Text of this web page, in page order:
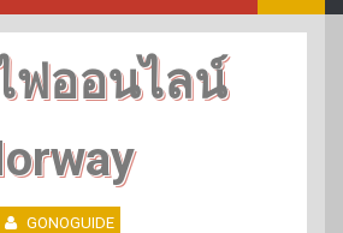
ฟออนไลน์
GONOGUIDE